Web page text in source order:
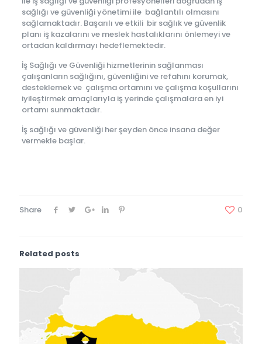
sağlığı ve güvenliği yönetimi ile bağlantılı olmasını
sağlamaktadır. Başarılı ve etkili bir sağlık ve güvenlik
planı iş kazalarını ve meslek hastalıklarını önlemeyi ve
ortadan kaldırmayı hedeflemektedir.
İş Sağlığı ve Güvenliği hizmetlerinin sağlanması
çalışanların sağlığını, güvenliğini ve refahını korumak,
desteklemek ve çalışma ortamını ve çalışma koşullarını
iyileştirmek amaçlarıyla iş yerinde çalışmalara en iyi
ortamı sunmaktadır.
İş sağlığı ve güvenliği her şeyden önce insana değer
vermekle başlar.
Share 0
Related posts